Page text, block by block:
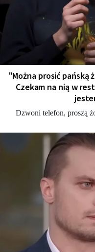
"Można prosić pańską
Czekam na nią w
Dzwoni telefon, proszą